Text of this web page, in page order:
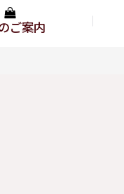
ご案内